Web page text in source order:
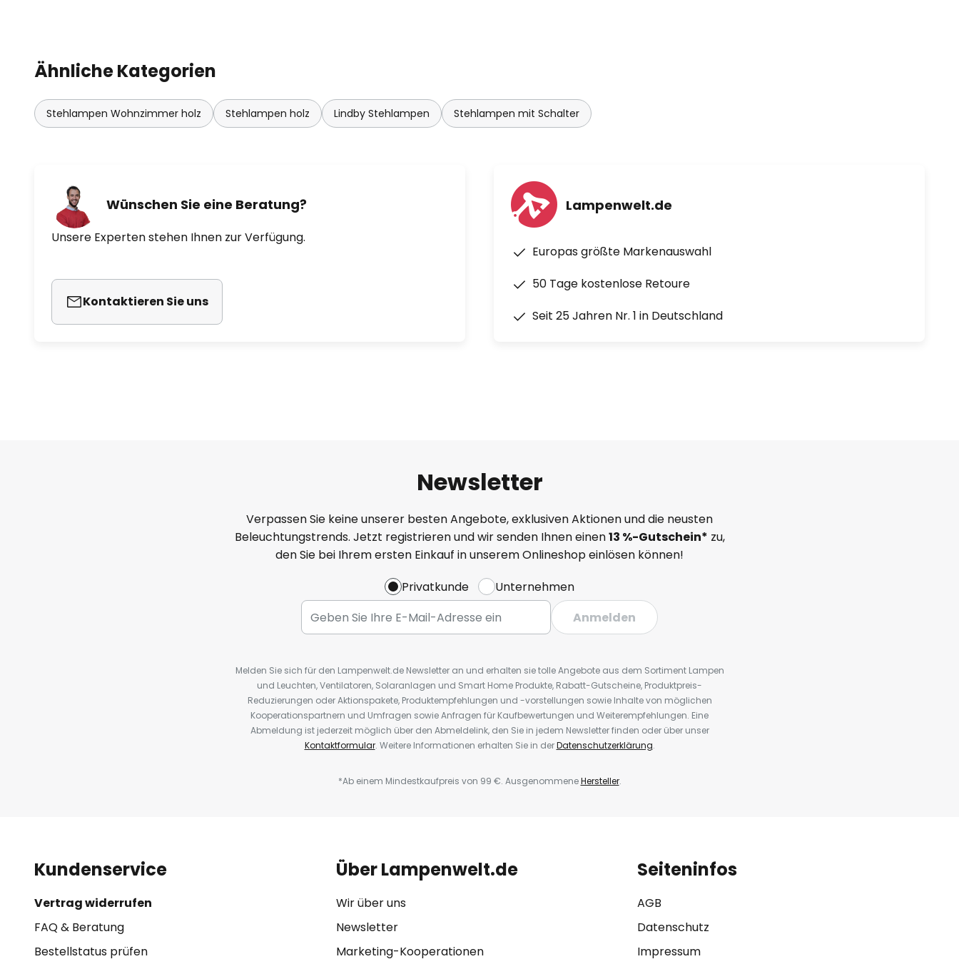
Funktionalismus verbinden, wie man ihn oft in skandinavischen
Wohnstilen vorfindet. Bei Shivanja sind der runde Fuß und der
Schirm aus mattweiß lackiertem Metall und das Gestell
dazwischen besteht aus Holz.
Ähnliche Kategorien
Stehlampen Wohnzimmer holz Stehlampen holz Lindby Stehlampen Stehlampen mit Schalter
Wünschen Sie eine Beratung?
Unsere Experten stehen Ihnen zur Verfügung.
Kontaktieren Sie uns
Lampenwelt.de
Europas größte Markenauswahl
50 Tage kostenlose Retoure
Seit 25 Jahren Nr. 1 in Deutschland
Newsletter
Verpassen Sie keine unserer besten Angebote, exklusiven Aktionen und die neusten
Beleuchtungstrends. Jetzt registrieren und wir senden Ihnen einen13 %-Gutschein* zu,
den Sie bei Ihrem ersten Einkauf in unserem Onlineshop einlösen können!
Privatkunde
Unternehmen
Anmelden
Melden Sie sich für den Lampenwelt.de Newsletter an und erhalten sie tolle Angebote aus dem Sortiment Lampen
und Leuchten, Ventilatoren, Solaranlagen und Smart Home Produkte, Rabatt-Gutscheine, Produktpreis-
Reduzierungen oder Aktionspakete, Produktempfehlungen und -vorstellungen sowie Inhalte von möglichen
Kooperationspartnern und Umfragen sowie Anfragen für Kaufbewertungen und Weiterempfehlungen. Eine
Abmeldung ist jederzeit möglich über den Abmeldelink, den Sie in jedem Newsletter finden oder über unser
Kontaktformular. Weitere Informationen erhalten Sie in derDatenschutzerklärung.
*Ab einem Mindestkaufpreis von 99 €. AusgenommeneHersteller.
Kundenservice
Vertrag widerrufen
FAQ & Beratung
Bestellstatus prüfen
Über Lampenwelt.de
Wir über uns
Newsletter
Marketing-Kooperationen
Seiteninfos
AGB
Datenschutz
Impressum